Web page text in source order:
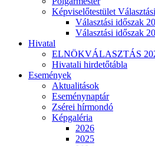
Képviselőtestület
Választási időszak
Választási időszak
Hivatal
ELNÖKVÁLASZTÁS
Hivatali hirdetőtábla
Események
Aktualitások
Eseménynaptár
Zsérei hírmondó
Képgaléria
2026
2025